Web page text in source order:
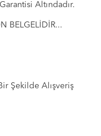
Altındadır.
BELGELİDİR...
Şekilde Alışveriş